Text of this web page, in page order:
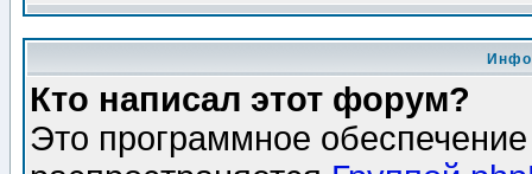
Кто написал этот форум?
Это программное